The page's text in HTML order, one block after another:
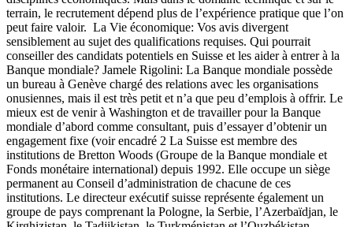
terrain, le recrutement dépend plus de l’expérience pratique que l’on
peut faire valoir. La Vie économique: Vos avis divergent
sensiblement au sujet des qualifications requises. Qui pourrait
conseiller des candidats potentiels en Suisse et les aider à entrer à la
Banque mondiale? Jamele Rigolini: La Banque mondiale possède
un bureau à Genève chargé des relations avec les organisations
onusiennes, mais il est très petit et n’a que peu d’emplois à offrir. Le
mieux est de venir à Washington et de travailler pour la Banque
mondiale d’abord comme consultant, puis d’essayer d’obtenir un
engagement fixe (voir encadré 2 La Suisse est membre des
institutions de Bretton Woods (Groupe de la Banque mondiale et
Fonds monétaire international) depuis 1992. Elle occupe un siège
permanent au Conseil d’administration de chacune de ces
institutions. Le directeur exécutif suisse représente également un
groupe de pays comprenant la Pologne, la Serbie, l’Azerbaïdjan, le